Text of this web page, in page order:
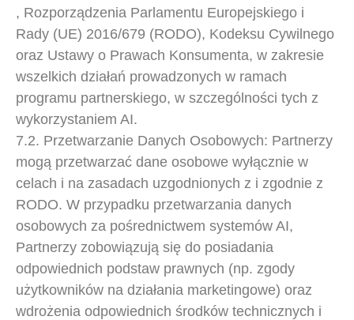
, Rozporządzenia Parlamentu Europejskiego i
Rady (UE) 2016/679 (RODO), Kodeksu Cywilnego
oraz Ustawy o Prawach Konsumenta, w zakresie
wszelkich działań prowadzonych w ramach
programu partnerskiego, w szczególności tych z
wykorzystaniem AI.
7.2. Przetwarzanie Danych Osobowych: Partnerzy
mogą przetwarzać dane osobowe wyłącznie w
celach i na zasadach uzgodnionych z i zgodnie z
RODO. W przypadku przetwarzania danych
osobowych za pośrednictwem systemów AI,
Partnerzy zobowiązują się do posiadania
odpowiednich podstaw prawnych (np. zgody
użytkowników na działania marketingowe) oraz
wdrożenia odpowiednich środków technicznych i